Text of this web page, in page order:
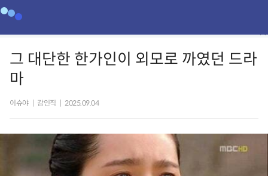
그 대단한 한가인이 외모로 까였던 드라
마
이슈야 감인직 2025.09.04